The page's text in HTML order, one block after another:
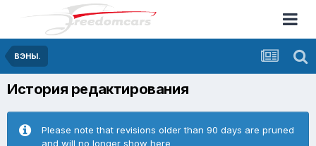
ВЭНЫ.
История редактирования
Please note that revisions older than 90 days are pruned
and will no longer show here